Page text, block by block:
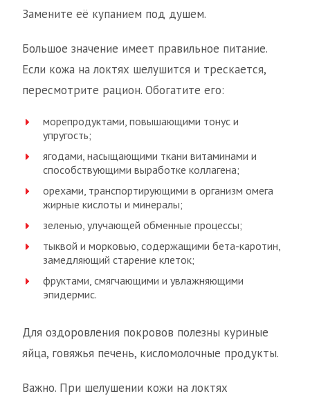
Замените её купанием под душем.
Большое значение имеет правильное питание.
Если кожа на локтях шелушится и трескается,
пересмотрите рацион. Обогатите его:
морепродуктами, повышающими тонус и
упругость;
ягодами, насыщающими ткани витаминами и
способствующими выработке коллагена;
орехами, транспортирующими в организм омега
жирные кислоты и минералы;
зеленью, улучающей обменные процессы;
тыквой и морковью, содержащими бета-каротин,
замедляющий старение клеток;
фруктами, смягчающими и увлажняющими
эпидермис.
Для оздоровления покровов полезны куриные
яйца, говяжья печень, кисломолочные продукты.
Важно. При шелушении кожи на локтях